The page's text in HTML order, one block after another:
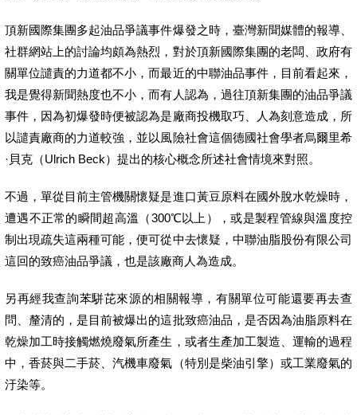
頂新國際集團多起油品爭議事件爆發之時，臺灣新聞媒體的報導、
社群網站上的討論均頗為熱烈，對於頂新國際集團的老闆、政府有
關單位譴責的力道都不小，而最近的中聯油品事件，目前看起來，
我是覺得新聞熱度也不小，而有人認為，過往頂新集團的油品爭議
事件，因為初爆發時便被認為是廠商投機取巧、人為刻意造成，所
以譴責廠商的力道較強，並以風險社會這個德國社會學者烏爾里希
·貝克（Ulrich Beck）提出的核心概念所述社會情境來對照。
不過，單從目前主管機關懷疑是進口黃豆原料在國外脫水乾燥時，
遭遇不正常的瞬間超高溫（300℃以上），或是製程管線與溫度控
制出現疏失這兩種可能，便可從中去懷疑，中聯油脂股份有限公司
這回的致癌油品爭議，也是該廠商人為造成。
另再經我查詢苯駢芘來源的相關報導，有關單位可能還要再去查
問、釐清的，是目前被爆出的這批致癌油品，是否因為油脂原料在
乾燥加工時接觸燃燒廢氣所產生，或者生產加工製造、運輸的過程
中，香菸與二手菸、汽機車廢氣（特別是柴油引擎）或工業廢氣的
汙染等。